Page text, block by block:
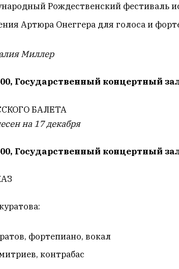
Рождественский фестиваль
Артюра Онеггера для голоса и
Миллер
Государственный концертный
БАЛЕТА
на 17 декабря
Государственный концертный
фортепиано, вокал
контрабас